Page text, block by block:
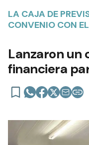
LA CAJA DE
CONVENIO CON
Lanzaron un
financiera